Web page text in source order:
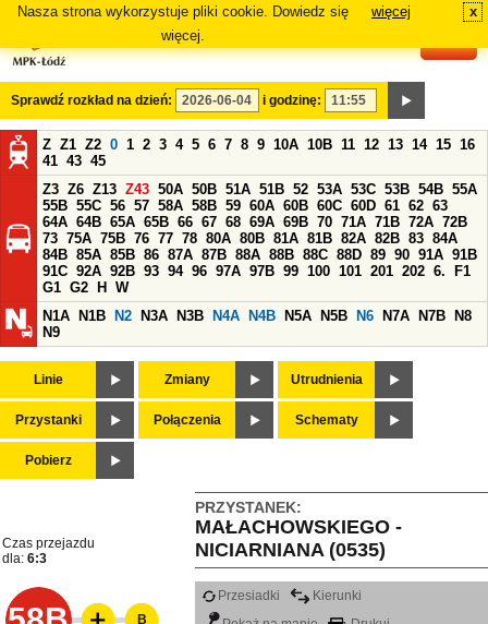
Nasza strona wykorzystuje pliki cookie. Dowiedz się
więcej.
więcej x
Sprawdź rozkład na dzień: i godzinę:
Z Z1 Z2 0 1 2 3 4 5 6 7 8 9 10A 10B 11 12 13 14 15 16
41 43 45
Z3 Z6 Z13 Z43 50A 50B 51A 51B 52 53A 53C 53B 54B 55A
55B 55C 56 57 58A 58B 59 60A 60B 60C 60D 61 62 63
64A 64B 65A 65B 66 67 68 69A 69B 70 71A 71B 72A 72B
73 75A 75B 76 77 78 80A 80B 81A 81B 82A 82B 83 84A
84B 85A 85B 86 87A 87B 88A 88B 88C 88D 89 90 91A 91B
91C 92A 92B 93 94 96 97A 97B 99 100 101 201 202 6.
F1
G1 G2 H
W
N1A
N1B N2 N3A N3B N4A N4B N5A N5B N6 N7A N7B
N8
N9
Linie Zmiany Utrudnienia
Przystanki Połączenia Schematy
Pobierz
PRZYSTANEK:
MAŁACHOWSKIEGO -
NICIARNIANA (0535)
Czas przejazdu
dla: 6:3
Przesiadki
Kierunki
B